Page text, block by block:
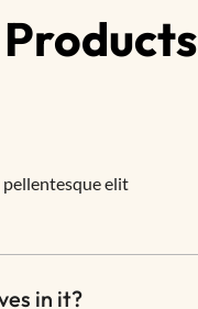
pellentesque elit
in it?